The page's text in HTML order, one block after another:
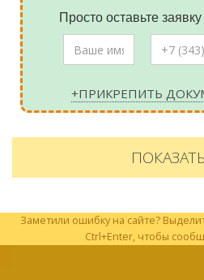
Просто оставьте
+ПРИКРЕПИТЬ
Заметили ошибку на сайте?
Ctrl+Enter, чтобы